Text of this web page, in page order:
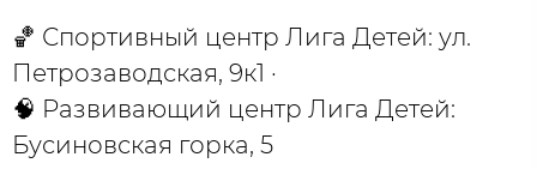
🏀 Спортивный центр Лига Детей: ул.
Петрозаводская, 9к1 ·
🧠 Развивающий центр Лига Детей:
Бусиновская горка, 5